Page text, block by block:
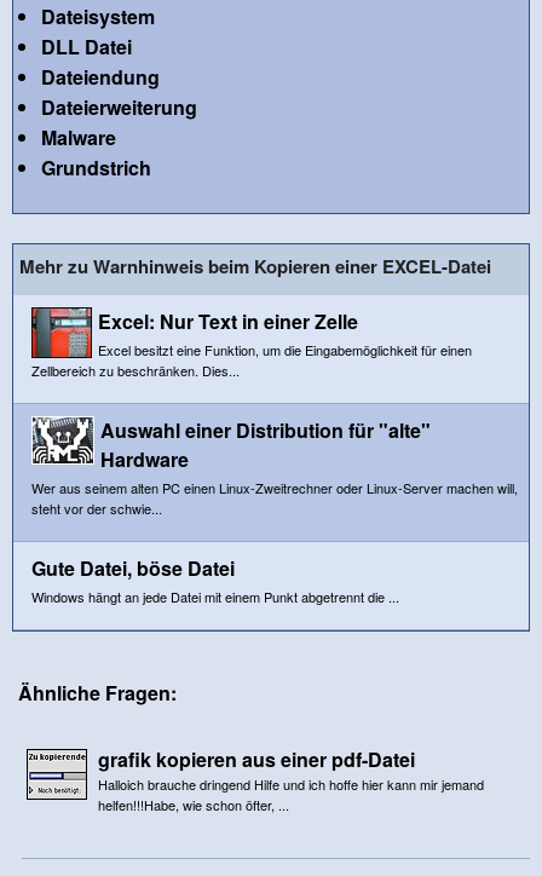
Dateisystem
DLL Datei
Dateiendung
Dateierweiterung
Malware
Grundstrich
Mehr zu Warnhinweis beim Kopieren einer EXCEL-Datei
Excel: Nur Text in einer Zelle
Excel besitzt eine Funktion, um die Eingabemöglichkeit für einen
Zellbereich zu beschränken. Dies...
Auswahl einer Distribution für "alte"
Hardware
Wer aus seinem alten PC einen Linux-Zweitrechner oder Linux-Server machen will,
steht vor der schwie...
Gute Datei, böse Datei
Windows hängt an jede Datei mit einem Punkt abgetrennt die ...
Ähnliche Fragen:
grafik kopieren aus einer pdf-Datei
Halloich brauche dringend Hilfe und ich hoffe hier kann mir jemand
helfen!!!Habe, wie schon öfter, ...